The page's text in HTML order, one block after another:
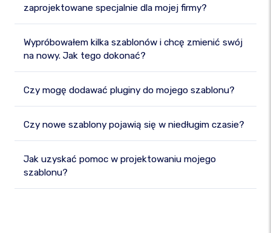
zaprojektowane specjalnie dla mojej firmy?
Wypróbowałem kilka szablonów i chcę zmienić swój
na nowy. Jak tego dokonać?
Czy mogę dodawać pluginy do mojego szablonu?
Czy nowe szablony pojawią się w niedługim czasie?
Jak uzyskać pomoc w projektowaniu mojego
szablonu?